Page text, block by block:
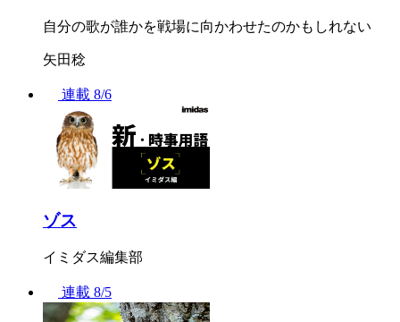
自分の歌が誰かを戦場に向かわせたのかもしれない
矢田稔
連載 8/6
ゾス
イミダス編集部
連載 8/5